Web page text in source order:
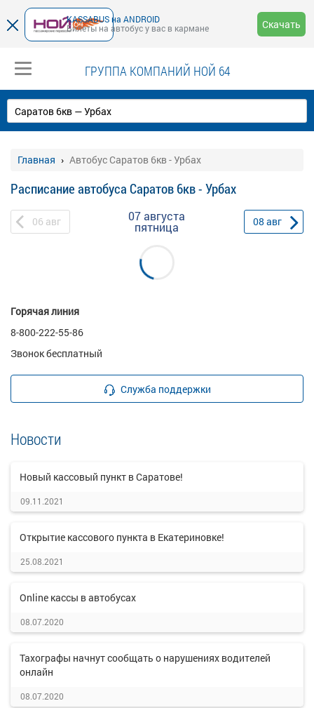
KASSABUS на ANDROID
Билеты на автобус у вас в кармане
Скачать
ГРУППА КОМПАНИЙ НОЙ 64
Главная Автобус Саратов 6кв - Урбах
Расписание автобуса Саратов 6кв - Урбах
06 авг 07 августа
пятница 08 авг
Горячая линия
8-800-222-55-86
Звонок бесплатный
Служба поддержки
Новости
Новый кассовый пункт в Саратове!
09.11.2021
Открытие кассового пункта в Екатериновке!
25.08.2021
Online кассы в автобусах
08.07.2020
Тахографы начнут сообщать о нарушениях водителей
онлайн
08.07.2020